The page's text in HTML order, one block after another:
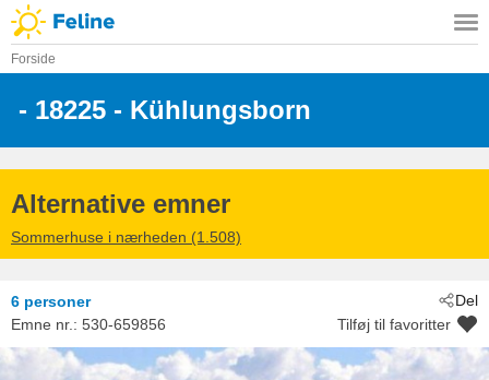
Forside
- 18225 - Kühlungsborn
Alternative emner
Sommerhuse i nærheden (1.508)
Del
6 personer
Emne nr.: 530-659856 Tilføj til favoritter